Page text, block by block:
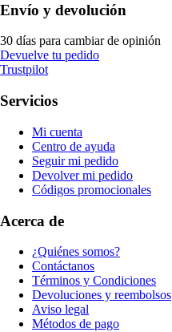
Envío y devolución
30 días para cambiar de opinión
Devuelve tu pedido
Trustpilot
Servicios
Mi cuenta
Centro de ayuda
Seguir mi pedido
Devolver mi pedido
Códigos promocionales
Acerca de
¿Quiénes somos?
Contáctanos
Términos y Condiciones
Devoluciones y reembolsos
Aviso legal
Métodos de pago